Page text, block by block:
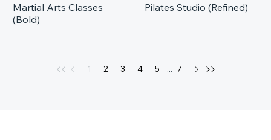
Martial Arts Classes
(Bold)
Pilates Studio (Refined)
1 2 3 4 5 ... 7